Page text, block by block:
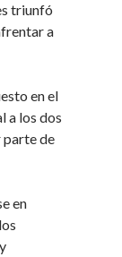
triunfó
a
en el
a los dos
parte de
en